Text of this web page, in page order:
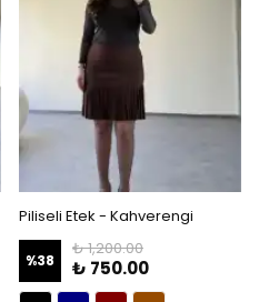
Piliseli Etek - Kahverengi
%38
₺ 1,200.00
₺ 750.00